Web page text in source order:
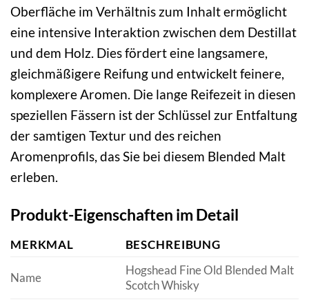
Oberfläche im Verhältnis zum Inhalt ermöglicht
eine intensive Interaktion zwischen dem Destillat
und dem Holz. Dies fördert eine langsamere,
gleichmäßigere Reifung und entwickelt feinere,
komplexere Aromen. Die lange Reifezeit in diesen
speziellen Fässern ist der Schlüssel zur Entfaltung
der samtigen Textur und des reichen
Aromenprofils, das Sie bei diesem Blended Malt
erleben.
Produkt-Eigenschaften im Detail
MERKMAL BESCHREIBUNG
Name
Hogshead Fine Old Blended Malt
Scotch Whisky